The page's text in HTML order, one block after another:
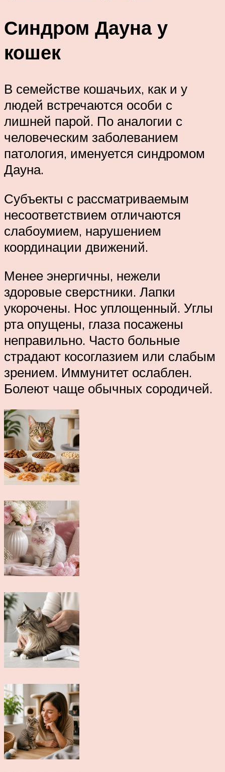
Синдром Дауна у
кошек
В семействе кошачьих, как и у
людей встречаются особи с
лишней парой. По аналогии с
человеческим заболеванием
патология, именуется синдромом
Дауна.
Субъекты с рассматриваемым
несоответствием отличаются
слабоумием, нарушением
координации движений.
Менее энергичны, нежели
здоровые сверстники. Лапки
укорочены. Нос уплощенный. Углы
рта опущены, глаза посажены
неправильно. Часто больные
страдают косоглазием или слабым
зрением. Иммунитет ослаблен.
Болеют чаще обычных сородичей.